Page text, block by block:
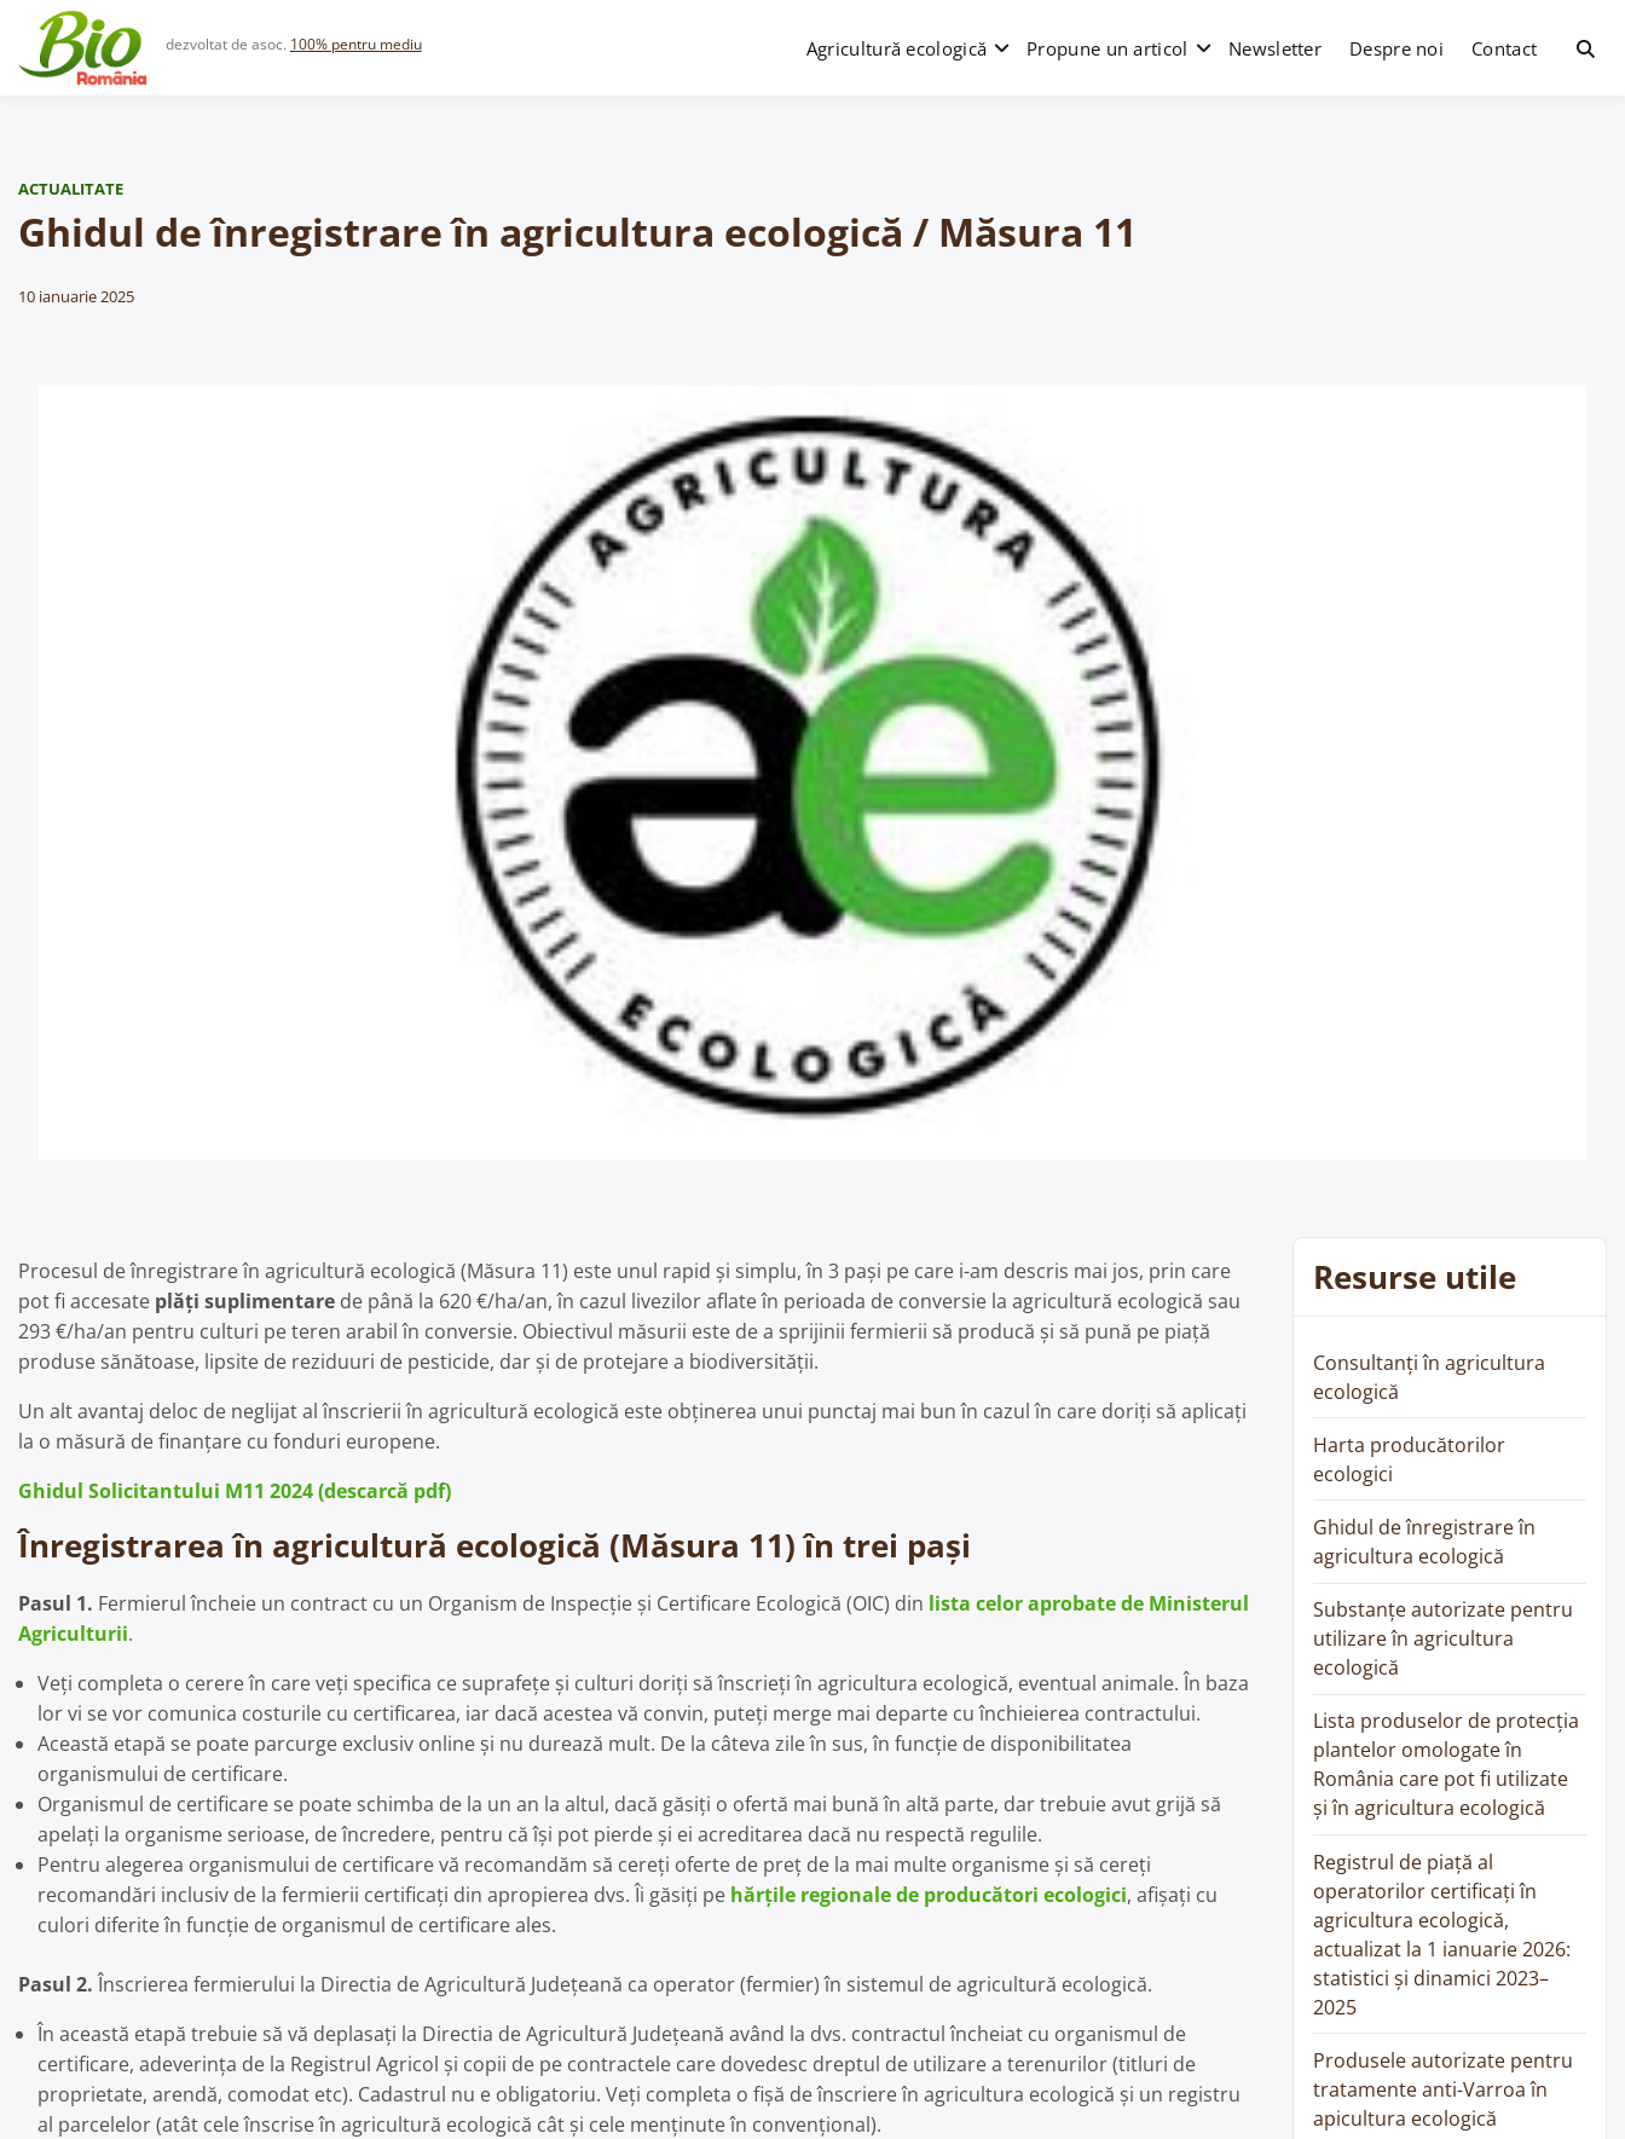
content
dezvoltat de asoc. 100% pentru mediu Agricultură ecologică Propune un articol Newsletter Despre noi Contact
ACTUALITATE
Ghidul de înregistrare în agricultura ecologică / Măsura 11
10 ianuarie 2025
Procesul de înregistrare în agricultură ecologică (Măsura 11) este unul rapid și simplu, în 3 pași pe care i-am descris mai jos, prin care
pot fi accesate plăți suplimentare de până la 620 €/ha/an, în cazul livezilor aflate în perioada de conversie la agricultură ecologică sau
293 €/ha/an pentru culturi pe teren arabil în conversie. Obiectivul măsurii este de a sprijinii fermierii să producă și să pună pe piață
produse sănătoase, lipsite de reziduuri de pesticide, dar și de protejare a biodiversității.
Un alt avantaj deloc de neglijat al înscrierii în agricultură ecologică este obținerea unui punctaj mai bun în cazul în care doriți să aplicați
la o măsură de finanțare cu fonduri europene.
Ghidul Solicitantului M11 2024 (descarcă pdf)
Înregistrarea în agricultură ecologică (Măsura 11) în trei pași
Pasul 1. Fermierul încheie un contract cu un Organism de Inspecție și Certificare Ecologică (OIC) din lista celor aprobate de Ministerul
Agriculturii.
Veți completa o cerere în care veți specifica ce suprafețe și culturi doriți să înscrieți în agricultura ecologică, eventual animale. În baza
lor vi se vor comunica costurile cu certificarea, iar dacă acestea vă convin, puteți merge mai departe cu închieierea contractului.
Această etapă se poate parcurge exclusiv online și nu durează mult. De la câteva zile în sus, în funcție de disponibilitatea
organismului de certificare.
Organismul de certificare se poate schimba de la un an la altul, dacă găsiți o ofertă mai bună în altă parte, dar trebuie avut grijă să
apelați la organisme serioase, de încredere, pentru că își pot pierde și ei acreditarea dacă nu respectă regulile.
Pentru alegerea organismului de certificare vă recomandăm să cereți oferte de preț de la mai multe organisme și să cereți
recomandări inclusiv de la fermierii certificați din apropierea dvs. Îi găsiți pe hărțile regionale de producători ecologici, afișați cu
culori diferite în funcție de organismul de certificare ales.
Pasul 2.Înscrierea fermierului la Directia de Agricultură Județeană ca operator (fermier) în sistemul de agricultură ecologică.
În această etapă trebuie să vă deplasați la Directia de Agricultură Județeană având la dvs. contractul încheiat cu organismul de
certificare, adeverința de la Registrul Agricol și copii de pe contractele care dovedesc dreptul de utilizare a terenurilor (titluri de
proprietate, arendă, comodat etc). Cadastrul nu e obligatoriu. Veți completa o fișă de înscriere în agricultura ecologică și un registru
al parcelelor (atât cele înscrise în agricultură ecologică cât și cele menținute în convențional).
Resurse utile
Consultanți în agricultura
ecologică
Harta producătorilor
ecologici
Ghidul de înregistrare în
agricultura ecologică
Substanțe autorizate pentru
utilizare în agricultura
ecologică
Lista produselor de protecția
plantelor omologate în
România care pot fi utilizate
și în agricultura ecologică
Registrul de piață al
operatorilor certificați în
agricultura ecologică,
actualizat la 1 ianuarie 2026:
statistici și dinamici 2023–
2025
Produsele autorizate pentru
tratamente anti-Varroa în
apicultura ecologică